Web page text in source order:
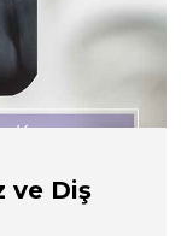
ve Diş